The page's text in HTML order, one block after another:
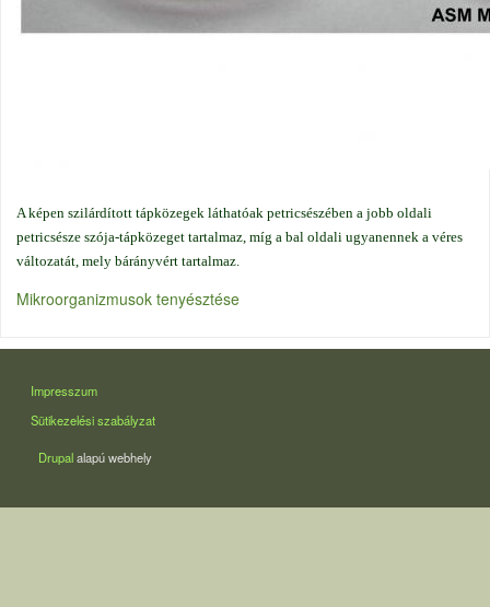
A képen szilárdított tápközegek láthatóak petricsészében a jobb oldali
petricsésze szója-tápközeget tartalmaz, míg a bal oldali ugyanennek a véres
változatát, mely bárányvért tartalmaz.
Mikroorganizmusok tenyésztése
LÁBLÉC
Impresszum
Sütikezelési szabályzat
Drupalalapú webhely